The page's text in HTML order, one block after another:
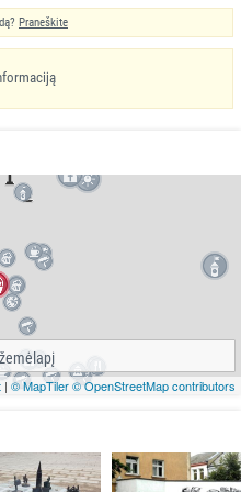
Praneškite
| © MapTiler© OpenStreetMap contributors